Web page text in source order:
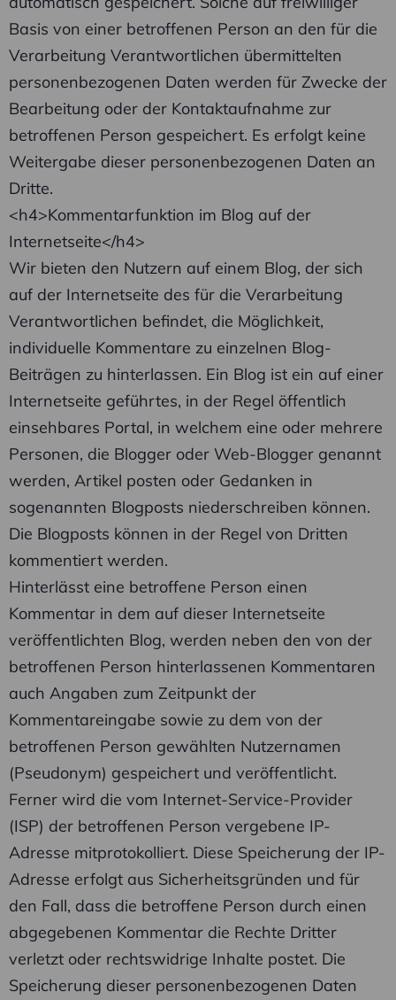
Basis von einer betroffenen Person an den für die
Verarbeitung Verantwortlichen übermittelten
personenbezogenen Daten werden für Zwecke der
Bearbeitung oder der Kontaktaufnahme zur
betroffenen Person gespeichert. Es erfolgt keine
Weitergabe dieser personenbezogenen Daten an
Dritte.
<h4>Kommentarfunktion im Blog auf der
Internetseite</h4>
Wir bieten den Nutzern auf einem Blog, der sich
auf der Internetseite des für die Verarbeitung
Verantwortlichen befindet, die Möglichkeit,
individuelle Kommentare zu einzelnen Blog-
Beiträgen zu hinterlassen. Ein Blog ist ein auf einer
Internetseite geführtes, in der Regel öffentlich
einsehbares Portal, in welchem eine oder mehrere
Personen, die Blogger oder Web-Blogger genannt
werden, Artikel posten oder Gedanken in
sogenannten Blogposts niederschreiben können.
Die Blogposts können in der Regel von Dritten
kommentiert werden.
Hinterlässt eine betroffene Person einen
Kommentar in dem auf dieser Internetseite
veröffentlichten Blog, werden neben den von der
betroffenen Person hinterlassenen Kommentaren
auch Angaben zum Zeitpunkt der
Kommentareingabe sowie zu dem von der
betroffenen Person gewählten Nutzernamen
(Pseudonym) gespeichert und veröffentlicht.
Ferner wird die vom Internet-Service-Provider
(ISP) der betroffenen Person vergebene IP-
Adresse mitprotokolliert. Diese Speicherung der IP-
Adresse erfolgt aus Sicherheitsgründen und für
den Fall, dass die betroffene Person durch einen
abgegebenen Kommentar die Rechte Dritter
verletzt oder rechtswidrige Inhalte postet. Die
Speicherung dieser personenbezogenen Daten